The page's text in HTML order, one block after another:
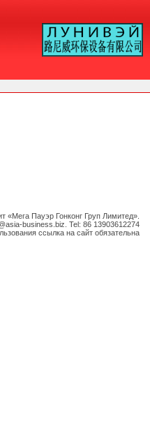
«Мега Пауэр Гонконг Груп Лимитед».
business.biz. Tel: 86 13903612274
ссылка на сайт обязательна